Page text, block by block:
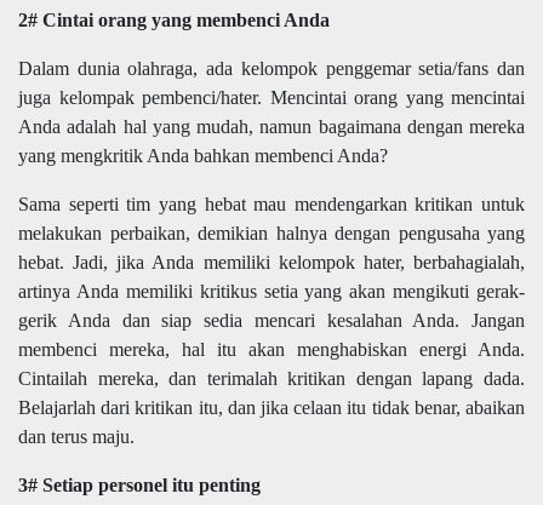
2# Cintai orang yang membenci Anda
Dalam dunia olahraga, ada kelompok penggemar setia/fans dan
juga kelompak pembenci/hater. Mencintai orang yang mencintai
Anda adalah hal yang mudah, namun bagaimana dengan mereka
yang mengkritik Anda bahkan membenci Anda?
Sama seperti tim yang hebat mau mendengarkan kritikan untuk
melakukan perbaikan, demikian halnya dengan pengusaha yang
hebat. Jadi, jika Anda memiliki kelompok hater, berbahagialah,
artinya Anda memiliki kritikus setia yang akan mengikuti gerak-
gerik Anda dan siap sedia mencari kesalahan Anda. Jangan
membenci mereka, hal itu akan menghabiskan energi Anda.
Cintailah mereka, dan terimalah kritikan dengan lapang dada.
Belajarlah dari kritikan itu, dan jika celaan itu tidak benar, abaikan
dan terus maju.
3# Setiap personel itu penting